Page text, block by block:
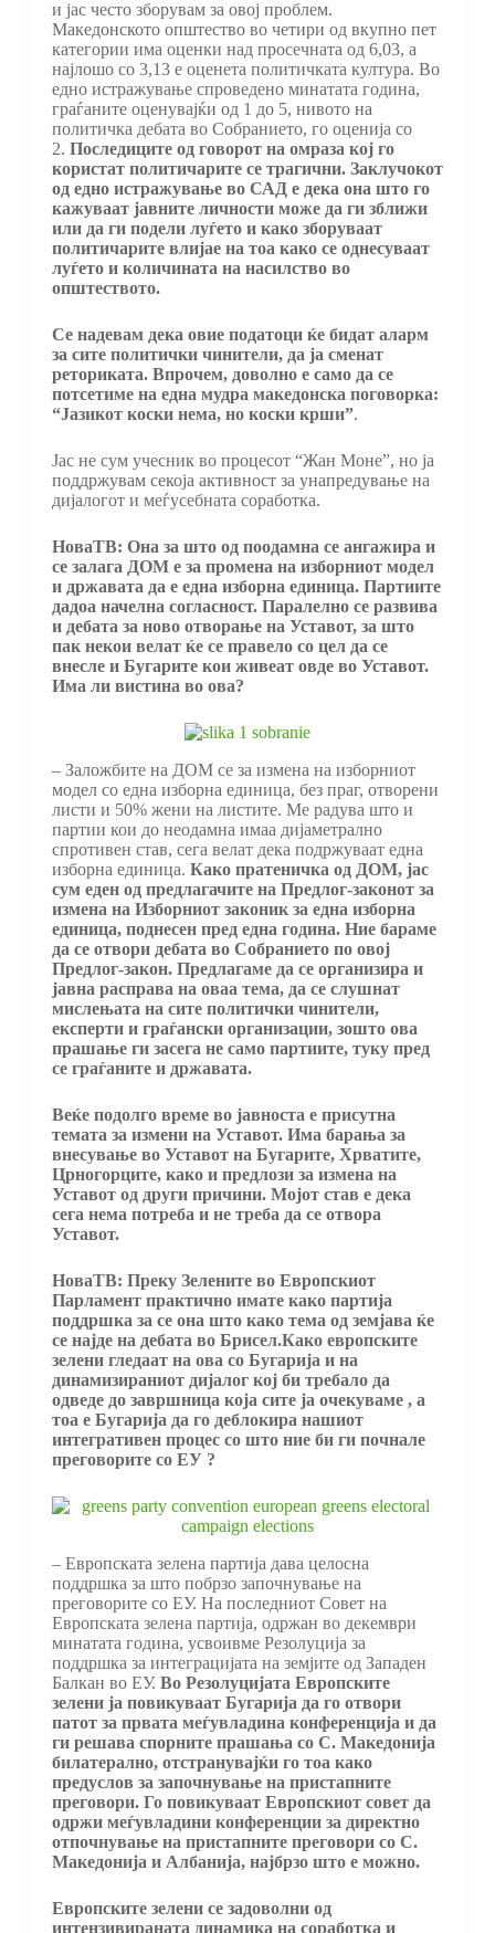
и јас често зборувам за овој проблем.
Македонското општество во четири од вкупно пет
категории има оценки над просечната од 6,03, а
најлошо со 3,13 е оценета политичката култура. Во
едно истражување спроведено минатата година,
граѓаните оценувајќи од 1 до 5, нивото на
политичка дебата во Собранието, го оценија со
2. Последиците од говорот на омраза кој го
користат политичарите се трагични. Заклучокот
од едно истражување во САД е дека она што го
кажуваат јавните личности може да ги зближи
или да ги подели луѓето и како зборуваат
политичарите влијае на тоа како се однесуваат
луѓето и количината на насилство во
општеството.
Се надевам дека овие податоци ќе бидат аларм
за сите политички чинители, да ја сменат
реториката. Впрочем, доволно е само да се
потсетиме на една мудра македонска поговорка:
“Јазикот коски нема, но коски крши”.
Јас не сум учесник во процесот “Жан Моне”, но ја
поддржувам секоја активност за унапредување на
дијалогот и меѓусебната соработка.
НоваТВ: Она за што од поодамна се ангажира и
се залага ДОМ е за промена на изборниот модел
и државата да е една изборна единица. Партиите
дадоа начелна согласност. Паралелно се развива
и дебата за ново отворање на Уставот, за што
пак некои велат ќе се правело со цел да се
внесле и Бугарите кои живеат овде во Уставот.
Има ли вистина во ова?
– Заложбите на ДОМ се за измена на изборниот
модел со една изборна единица, без праг, отворени
листи и 50% жени на листите. Ме радува што и
партии кои до неодамна имаа дијаметрално
спротивен став, сега велат дека подржуваат една
изборна единица. Како пратеничка од ДОМ, јас
сум еден од предлагачите на Предлог-законот за
измена на Изборниот законик за една изборна
единица, поднесен пред една година. Ние бараме
да се отвори дебата во Собранието по овој
Предлог-закон. Предлагаме да се организира и
јавна расправа на оваа тема, да се слушнат
мислењата на сите политички чинители,
експерти и граѓански организации, зошто ова
прашање ги засега не само партиите, туку пред
се граѓаните и државата.
Веќе подолго време во јавноста е присутна
темата за измени на Уставот. Има барања за
внесување во Уставот на Бугарите, Хрватите,
Црногорците, како и предлози за измена на
Уставот од други причини. Мојот став е дека
сега нема потреба и не треба да се отвора
Уставот.
НоваТВ: Преку Зелените во Европскиот
Парламент практично имате како партија
поддршка за се она што како тема од земјава ќе
се најде на дебата во Брисел.Како европските
зелени гледаат на ова со Бугарија и на
динамизираниот дијалог кој би требало да
одведе до завршница која сите ја очекуваме , а
тоа е Бугарија да го деблокира нашиот
интегративен процес со што ние би ги почнале
преговорите со ЕУ ?
– Европската зелена партија дава целосна
поддршка за што побрзо започнување на
преговорите со ЕУ. На последниот Совет на
Европската зелена партија, одржан во декември
минатата година, усвоивме Резолуција за
поддршка за интеграцијата на земјите од Западен
Балкан во ЕУ. Во Резолуцијата Европските
зелени ја повикуваат Бугарија да го отвори
патот за првата меѓувладина конференција и да
ги решава спорните прашања со С. Македонија
билатерално, отстранувајќи го тоа како
предуслов за започнување на пристапните
преговори. Го повикуваат Европскиот совет да
одржи меѓувладини конференции за директно
отпочнување на пристапните преговори со С.
Македонија и Албанија, најбрзо што е можно.
Европските зелени се задоволни од
интензивираната динамика на соработка и